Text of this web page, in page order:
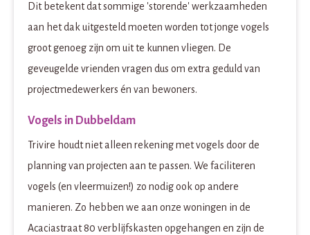
Dit betekent dat sommige 'storende' werkzaamheden
aan het dak uitgesteld moeten worden tot jonge vogels
groot genoeg zijn om uit te kunnen vliegen. De
geveugelde vrienden vragen dus om extra geduld van
projectmedewerkers én van bewoners.
Vogels in Dubbeldam
Trivire houdt niet alleen rekening met vogels door de
planning van projecten aan te passen. We faciliteren
vogels (en vleermuizen!) zo nodig ook op andere
manieren. Zo hebben we aan onze woningen in de
Acaciastraat 80 verblijfskasten opgehangen en zijn de